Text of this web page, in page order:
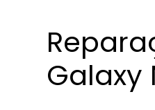
Galaxy